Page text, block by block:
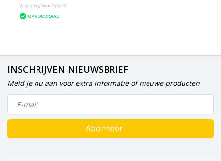
Nog niet gewaardeerd
OP VOORRAAD
INSCHRIJVEN NIEUWSBRIEF
Meld je nu aan voor extra informatie of nieuwe producten
Abonneer